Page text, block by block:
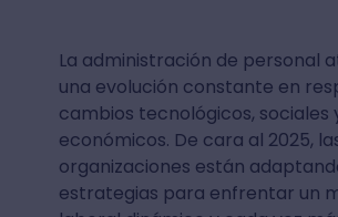
La administración de personal
una evolución constante en
cambios tecnológicos, sociales
económicos. De cara al 2025,
organizaciones están
estrategias para enfrentar un